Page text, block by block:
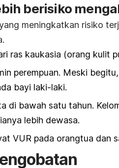
berisiko
meningkatkan risiko
ras kaukasia (orang kulit
perempuan. Meski
bayi laki-laki.
di bawah satu tahun.
lebih dewasa.
VUR pada orangtua dan